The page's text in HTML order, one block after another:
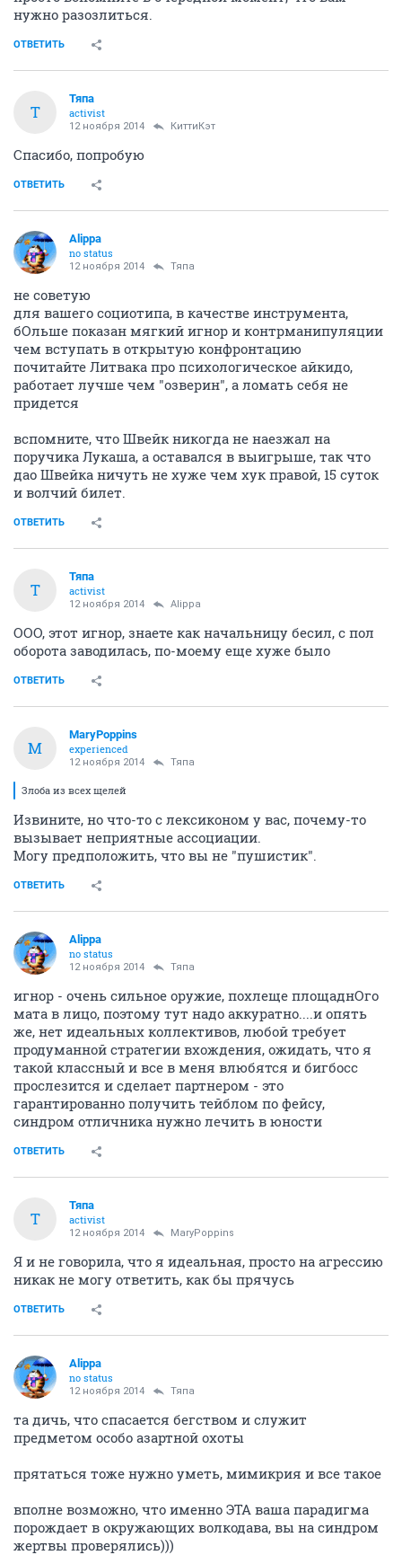
нужно разозлиться.
ОТВЕТИТЬ
Т
Тяпа
activist
12 ноября 2014 КиттиКэт
Спасибо, попробую
ОТВЕТИТЬ
Alippa
no status
12 ноября 2014 Тяпа
не советую
для вашего социотипа, в качестве инструмента,
бОльше показан мягкий игнор и контрманипуляции
чем вступать в открытую конфронтацию
почитайте Литвака про психологическое айкидо,
работает лучше чем "озверин", а ломать себя не
придется
вспомните, что Швейк никогда не наезжал на
поручика Лукаша, а оставался в выигрыше, так что
дао Швейка ничуть не хуже чем хук правой, 15 суток
и волчий билет.
ОТВЕТИТЬ
Т
Тяпа
activist
12 ноября 2014 Alippa
ООО, этот игнор, знаете как начальницу бесил, с пол
оборота заводилась, по-моему еще хуже было
ОТВЕТИТЬ
M
MaryPoppins
experienced
12 ноября 2014 Тяпа
Злоба из всех щелей
Извините, но что-то с лексиконом у вас, почему-то
вызывает неприятные ассоциации.
Могу предположить, что вы не "пушистик".
ОТВЕТИТЬ
Alippa
no status
12 ноября 2014 Тяпа
игнор - очень сильное оружие, похлеще площаднОго
мата в лицо, поэтому тут надо аккуратно....и опять
же, нет идеальных коллективов, любой требует
продуманной стратегии вхождения, ожидать, что я
такой классный и все в меня влюбятся и бигбосс
прослезится и сделает партнером - это
гарантированно получить тейблом по фейсу,
синдром отличника нужно лечить в юности
ОТВЕТИТЬ
Т
Тяпа
activist
12 ноября 2014 MaryPoppins
Я и не говорила, что я идеальная, просто на агрессию
никак не могу ответить, как бы прячусь
ОТВЕТИТЬ
Alippa
no status
12 ноября 2014 Тяпа
та дичь, что спасается бегством и служит
предметом особо азартной охоты
прятаться тоже нужно уметь, мимикрия и все такое
вполне возможно, что именно ЭТА ваша парадигма
порождает в окружающих волкодава, вы на синдром
жертвы проверялись)))